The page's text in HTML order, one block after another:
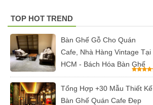
khách mặt
đá trắng,
đen, xám
chân trụ
TOP HOT TREND
Bàn Ghế Gỗ Cho Quán
Cafe, Nhà Hàng Vintage Tại
HCM - Bách Hóa Bàn Ghế
Tổng Hợp +30 Mẫu Thiết Kế
Bàn Ghế Quán Cafe Đẹp